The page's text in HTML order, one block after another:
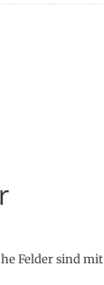
Felder sind mit